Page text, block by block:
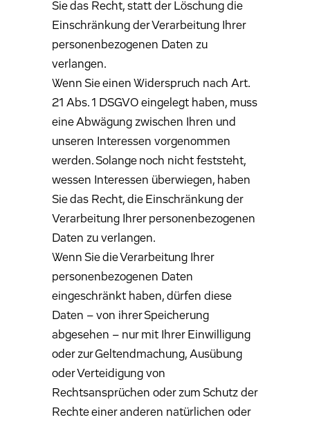
Sie das Recht, statt der Löschung die
Einschränkung der Verarbeitung Ihrer
personenbezogenen Daten zu
verlangen.
Wenn Sie einen Widerspruch nach Art.
21 Abs. 1 DSGVO eingelegt haben, muss
eine Abwägung zwischen Ihren und
unseren Interessen vorgenommen
werden. Solange noch nicht feststeht,
wessen Interessen überwiegen, haben
Sie das Recht, die Einschränkung der
Verarbeitung Ihrer personenbezogenen
Daten zu verlangen.
Wenn Sie die Verarbeitung Ihrer
personenbezogenen Daten
eingeschränkt haben, dürfen diese
Daten – von ihrer Speicherung
abgesehen – nur mit Ihrer Einwilligung
oder zur Geltendmachung, Ausübung
oder Verteidigung von
Rechtsansprüchen oder zum Schutz der
Rechte einer anderen natürlichen oder